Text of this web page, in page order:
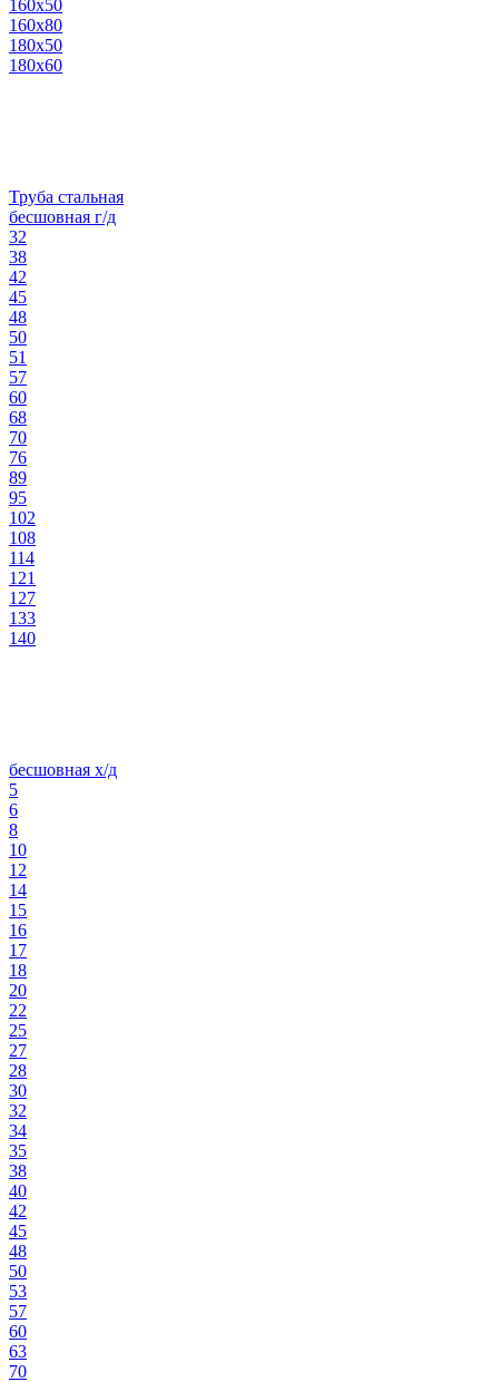
160х50
160х80
180х50
180х60
Труба стальная
бесшовная г/д
32
38
42
45
48
50
51
57
60
68
70
76
89
95
102
108
114
121
127
133
140
бесшовная х/д
5
6
8
10
12
14
15
16
17
18
20
22
25
27
28
30
32
34
35
38
40
42
45
48
50
53
57
60
63
70